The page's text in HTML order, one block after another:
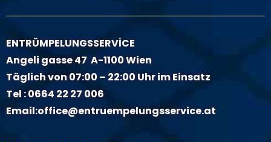
ENTRÜMPELUNGSSERVİCE
Angeli gasse 47 A-1100 Wien
Täglich von 07:00 – 22:00 Uhr im Einsatz
Tel :0664 22 27 006
Email:office@entruempelungsservice.at